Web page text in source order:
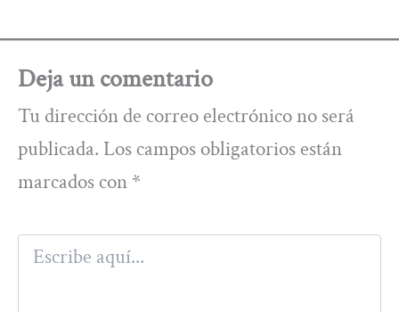
Deja un comentario
Tu dirección de correo electrónico no será
publicada. Los campos obligatorios están
marcados con *
Escribe
aquí...